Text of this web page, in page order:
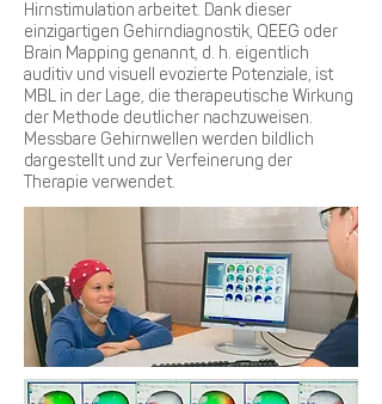
Hirnstimulation arbeitet. Dank dieser
einzigartigen Gehirndiagnostik, QEEG oder
Brain Mapping genannt, d. h. eigentlich
auditiv und visuell evozierte Potenziale, ist
MBL in der Lage, die therapeutische Wirkung
der Methode deutlicher nachzuweisen.
Messbare Gehirnwellen werden bildlich
dargestellt und zur Verfeinerung der
Therapie verwendet.